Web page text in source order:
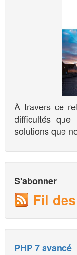
À travers ce
difficultés
solutions que
S'abonner
Fil
PHP 7 avancé